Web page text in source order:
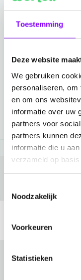
Toestemming
Deze website
We gebruiken
personaliseren,
en om ons
informatie over uw
partners voor
partners kunnen
informatie die u
verzameld op
Noodzakelijk
Voorkeuren
Statistieken
Ga naar AI